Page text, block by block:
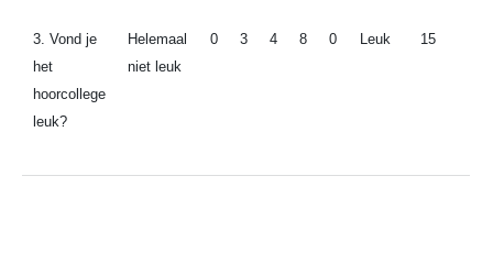
3. Vond je
het
hoorcollege
leuk?
Helemaal
niet leuk
0 3 4 8 0 Leuk 15